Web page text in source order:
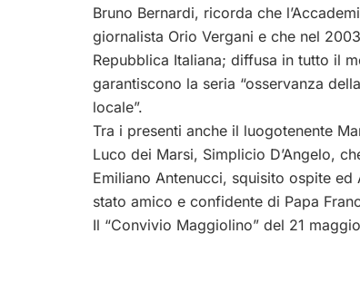
Bruno Bernardi, ricorda che
giornalista Orio Vergani e che nel
Repubblica Italiana; diffusa in tutto il
garantiscono la seria “osservanza
locale”.
Tra i presenti anche il luogotenente
Luco dei Marsi, Simplicio D’Angelo,
Emiliano Antenucci, squisito ospite
stato amico e confidente di Papa
Il “Convivio Maggiolino” del 21